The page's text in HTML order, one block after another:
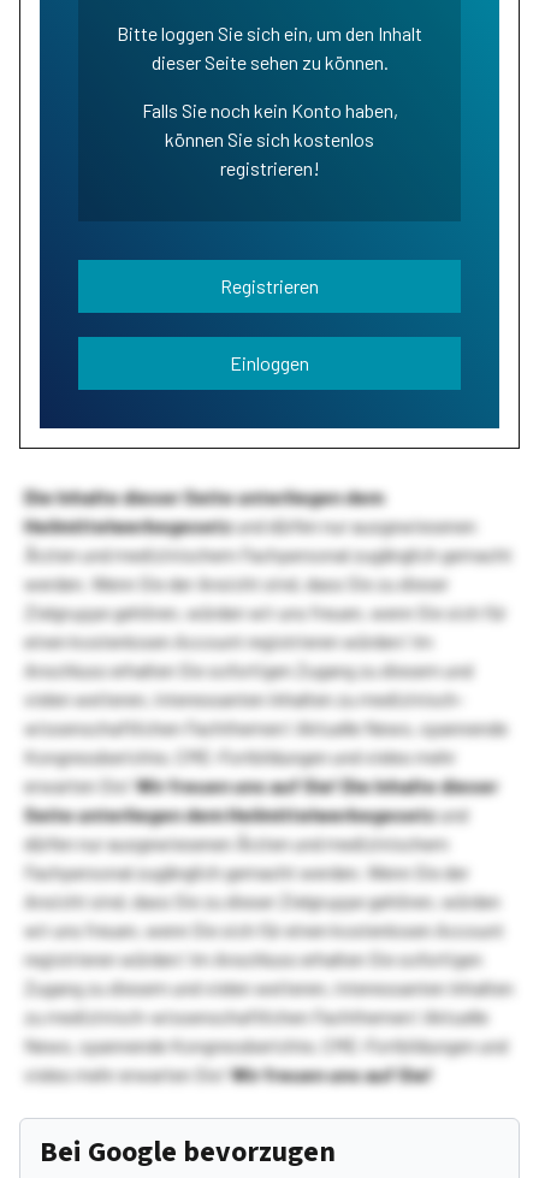
Bitte loggen Sie sich ein, um den Inhalt
dieser Seite sehen zu können.
Falls Sie noch kein Konto haben,
können Sie sich kostenlos
registrieren!
Registrieren
Einloggen
Die Inhalte dieser Seite unterliegen dem
Heilmittelwerbegesetzund dürfen nur ausgewiesenen
Ärzten und medizinischem Fachpersonal zugänglich gemacht
werden. Wenn Sie der Ansicht sind, dass Sie zu dieser
Zielgruppe gehören, würden wir uns freuen, wenn Sie sich für
einen kostenlosen Account registrieren würden! Im
Anschluss erhalten Sie sofortigen Zugang zu diesem und
vielen weiteren, interessanten Inhalten zu medizinisch-
wissenschaftlichen Fachthemen! Aktuelle News, spannende
Kongressberichte, CME-Fortbildungen und vieles mehr
erwarten Sie!Wir freuen uns auf Sie!Die Inhalte dieser
Seite unterliegen dem Heilmittelwerbegesetzund
dürfen nur ausgewiesenen Ärzten und medizinischem
Fachpersonal zugänglich gemacht werden. Wenn Sie der
Ansicht sind, dass Sie zu dieser Zielgruppe gehören, würden
wir uns freuen, wenn Sie sich für einen kostenlosen Account
registrieren würden! Im Anschluss erhalten Sie sofortigen
Zugang zu diesem und vielen weiteren, interessanten Inhalten
zu medizinisch-wissenschaftlichen Fachthemen! Aktuelle
News, spannende Kongressberichte, CME-Fortbildungen und
vieles mehr erwarten Sie!Wir freuen uns auf Sie!
Bei Google bevorzugen